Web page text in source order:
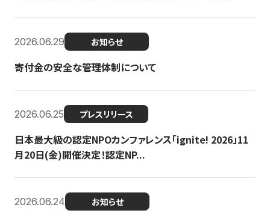
2026.06.29 お知らせ
寄付金の安全な管理体制について
2026.06.25 プレスリリース
日本最大級の認定NPOカンファレンス「ignite! 2026」11
月20日(金)開催決定！認定NP...
2026.06.24 お知らせ